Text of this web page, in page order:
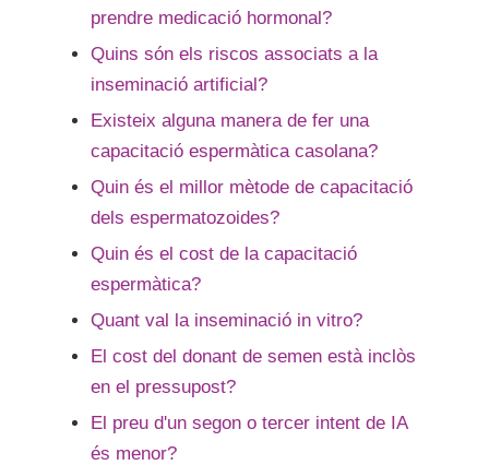
prendre medicació hormonal?
Quins són els riscos associats a la
inseminació artificial?
Existeix alguna manera de fer una
capacitació espermàtica casolana?
Quin és el millor mètode de capacitació
dels espermatozoides?
Quin és el cost de la capacitació
espermàtica?
Quant val la inseminació in vitro?
El cost del donant de semen està inclòs
en el pressupost?
El preu d'un segon o tercer intent de IA
és menor?